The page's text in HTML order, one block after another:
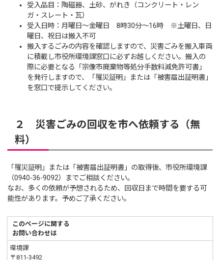
受入品目：陶磁器、土砂、がれき（コンクリート・レン
ガ・スレート・瓦）
受入日時：月曜日～金曜日 8時30分～16時 ※土曜日、日
曜日、祝日は搬入不可
搬入するごみの内容を確認しますので、災害ごみを搬入車両
に積載し市役所環境課窓口に必ずお越しください。搬入の
際に必要となる「宗像市廃棄物等処分手数料減免許可書」
を発行しますので、「罹災証明」または「被害届出証明書」
を窓口で提示してください。
２ 災害ごみの回収を市へ依頼する（無
料）
「罹災証明」または「被害届出証明書」の取得後、市役所環境課
（0940-36-9092）までご相談ください。
なお、多くの依頼が予想されるため、回収日まで時間を要する可
能性があります。予めご了承ください。
このページに関する
お問い合わせは
環境課
〒811-3492